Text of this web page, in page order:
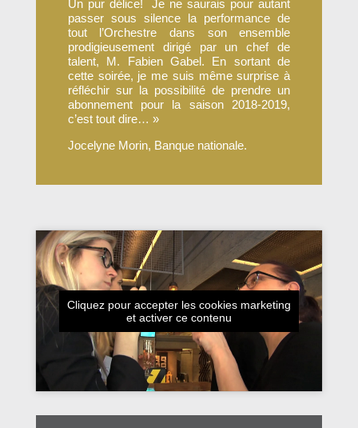
Un pur délice! Je ne saurais pour autant
passer sous silence la performance de
tout l’Orchestre dans son ensemble
prodigieusement dirigé par un chef de
talent, M. Fabien Gabel. En sortant de
cette soirée, je me suis même surprise à
réfléchir sur la possibilité de prendre un
abonnement pour la saison 2018-2019,
c’est tout dire… »
Jocelyne Morin, Banque nationale.
Cliquez pour accepter les cookies marketing
et activer ce contenu